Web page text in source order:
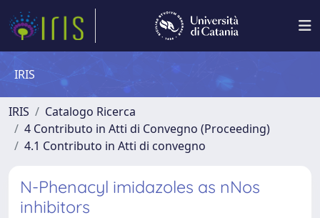
IRIS
IRIS
Catalogo Ricerca
4 Contributo in Atti di Convegno (Proceeding)
4.1 Contributo in Atti di convegno
N-Phenacyl imidazoles as nNos
inhibitors